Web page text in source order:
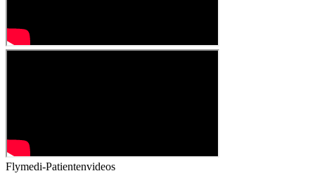
Flymedi-Patientenvideos